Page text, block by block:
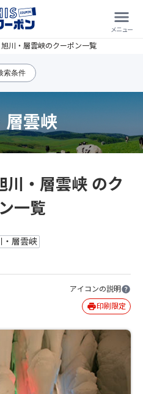
旭川・層雲峡のクーポン一覧
索条件
層雲峡
川・層雲峡 のク
一覧
・層雲峡
アイコンの説明
印刷限定